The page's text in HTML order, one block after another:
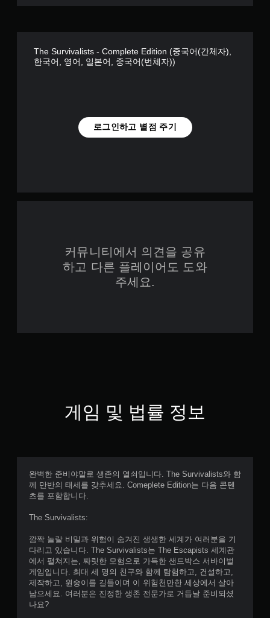
The Survivalists - Complete Edition (중국어(간체자),
한국어, 영어, 일본어, 중국어(번체자))
로그인하고 별점 주기
커뮤니티에서 의견을 공유
하고 다른 플레이어도 도와
주세요.
게임 및 법률 정보
완벽한 준비야말로 생존의 열쇠입니다. The Survivalists와 함
께 만반의 태세를 갖추세요. Comeplete Edition는 다음 콘텐
츠를 포함합니다.
The Survivalists:
깜짝 놀랄 비밀과 위험이 숨겨진 생생한 세계가 여러분을 기
다리고 있습니다. The Survivalists는 The Escapists 세계관
에서 펼쳐지는, 짜릿한 모험으로 가득한 샌드박스 서바이벌
게임입니다. 최대 세 명의 친구와 함께 탐험하고, 건설하고,
제작하고, 원숭이를 길들이며 이 위험천만한 세상에서 살아
남으세요. 여러분은 진정한 생존 전문가로 거듭날 준비되셨
나요?